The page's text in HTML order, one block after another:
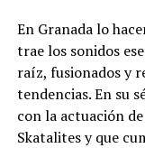
En Granada lo
trae los sonidos
raíz, fusionados y
tendencias. En su
con la actuación
Skatalites y que